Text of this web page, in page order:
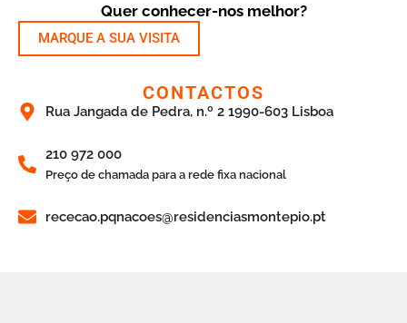
Quer conhecer-nos melhor?
MARQUE A SUA VISITA
CONTACTOS
Rua Jangada de Pedra, n.º 2 1990-603 Lisboa
210 972 000
Preço de chamada para a rede fixa nacional
rececao.pqnacoes@residenciasmontepio.pt